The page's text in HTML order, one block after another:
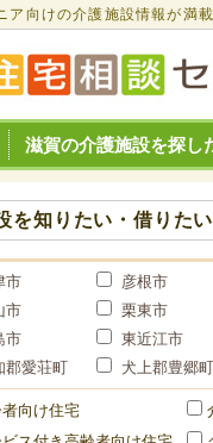
ア向けの介護施設情報が満載
滋賀の介護施設を探し
を知りたい・借りたい
市 彦根市
市
栗東市
市
東近江市
郡愛荘町
犬上郡豊郷町
向け住宅